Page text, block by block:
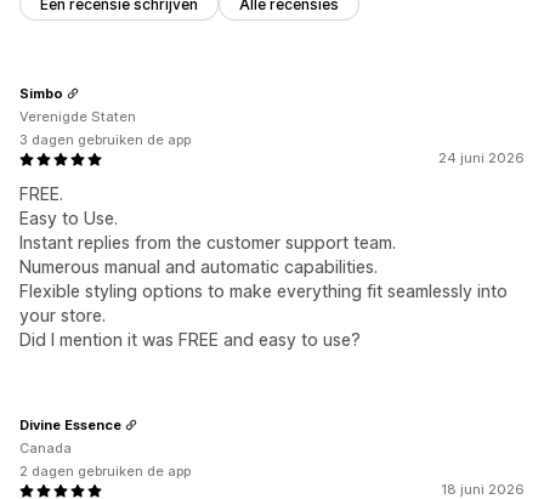
Een recensie schrijven Alle recensies
24 juni 2026
FREE.
Easy to Use.
Instant replies from the customer support team.
Numerous manual and automatic capabilities.
Flexible styling options to make everything fit seamlessly into
your store.
Did I mention it was FREE and easy to use?
Simbo
Verenigde Staten
3 dagen gebruiken de app
18 juni 2026
Divine Essence
Canada
2 dagen gebruiken de app